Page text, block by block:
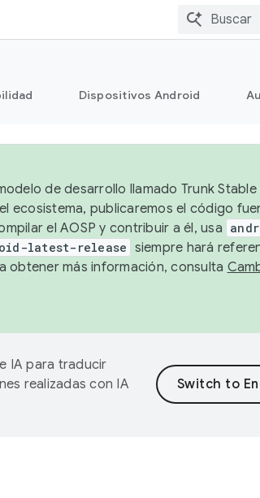
Dispositivos Android
de desarrollo llamado Trunk Stable
ecosistema, publicaremos el código
el AOSP y contribuir a él, usa
latest-release siempre hará
obtener más información, consulta
IA para traducir
realizadas con IA